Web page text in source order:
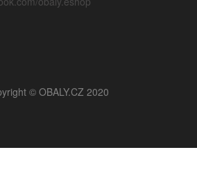
© OBALY.CZ 2020